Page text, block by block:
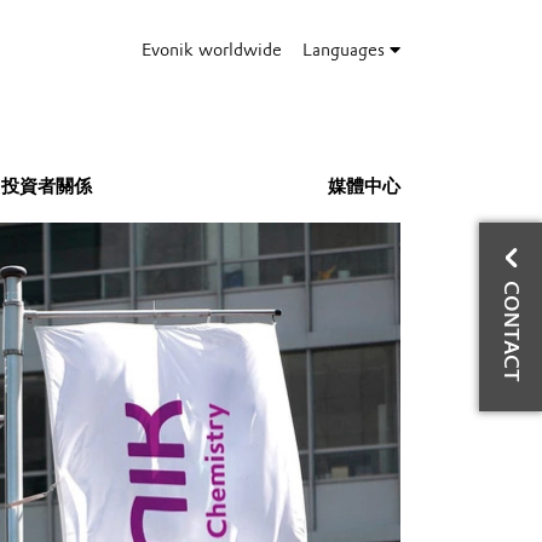
Evonik worldwide Languages
投資者關係 媒體中心
CONTACT
與
商
催